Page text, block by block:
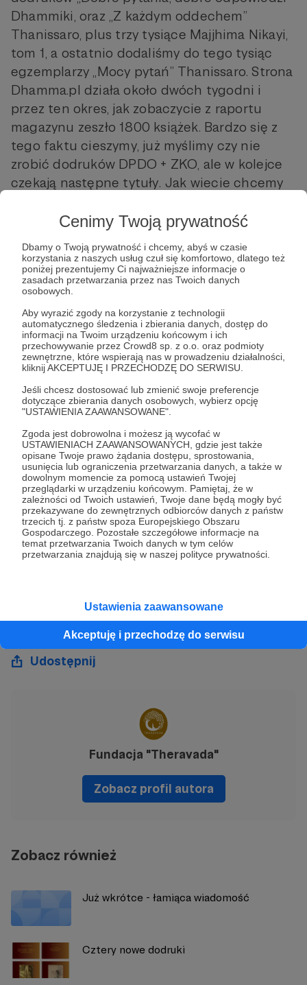
Cenimy Twoją prywatność
Dbamy o Twoją prywatność i chcemy, abyś w czasie
korzystania z naszych usług czuł się komfortowo, dlatego też
poniżej prezentujemy Ci najważniejsze informacje o
zasadach przetwarzania przez nas Twoich danych
osobowych.
Aby wyrazić zgody na korzystanie z technologii
automatycznego śledzenia i zbierania danych, dostęp do
informacji na Twoim urządzeniu końcowym i ich
przechowywanie przez Crowd8 sp. z o.o. oraz podmioty
zewnętrzne, które wspierają nas w prowadzeniu działalności,
kliknij AKCEPTUJĘ I PRZECHODZĘ DO SERWISU.
Jeśli chcesz dostosować lub zmienić swoje preferencje
dotyczące zbierania danych osobowych, wybierz opcję
"USTAWIENIA ZAAWANSOWANE".
Zgoda jest dobrowolna i możesz ją wycofać w
USTAWIENIACH ZAAWANSOWANYCH, gdzie jest także
opisane Twoje prawo żądania dostępu, sprostowania,
usunięcia lub ograniczenia przetwarzania danych, a także w
dowolnym momencie za pomocą ustawień Twojej
przeglądarki w urządzeniu końcowym. Pamiętaj, że w
zależności od Twoich ustawień, Twoje dane będą mogły być
przekazywane do zewnętrznych odbiorców danych z państw
trzecich tj. z państw spoza Europejskiego Obszaru
Gospodarczego. Pozostałe szczegółowe informacje na
temat przetwarzania Twoich danych w tym celów
przetwarzania znajdują się w naszej polityce prywatności.
Ustawienia zaawansowane
Akceptuję i przechodzę do serwisu
Dhammiki, oraz „Z każdym oddechem”
Thanissaro, plus trzy tysiące Majjhima Nikayi,
tom 1, a ostatnio dodaliśmy do tego tysiąc
egzemplarzy „Mocy pytań” Thanissaro. Strona
Dhamma.pl działa około dwóch tygodni i
przez ten okres, jak zobaczycie z raportu
magazynu zeszło 1800 książek. Bardzo się z
tego faktu cieszymy, już myślimy czy nie
zrobić dodruków DPDO + ZKO, ale w kolejce
czekają następne tytuły. Jak wiecie chcemy
mów Dhammy, które wygłasza u nas na kanale
zgodził się na to wydanie, wie że będzie
darmowe i zna naszą misję. Ale to nie jedyna
pozycja jaka pojawi się na stronie Dhamma.pl
- w tym roku na pewno dodrukujemy
„Szlachetną strategię” Thanissaro + „Cztery
Szlachetne Prawdy” Sumedho + „Spokój
istnienia” Viradhammo + „Czystość serca”
Thanissaro. Nie wspominając o drugim i
kolejnych tomach Majjhima Nikayi, a plany na
ambitne. Jak więc widzicie, jest się z czego
cieszyć, zwłaszcza że model Daru Dhammy
działa - to znaczy, podstawowe założenie, by
książka z Dhammą była darmowa, a więc
dostępna dla każdego, zostało spełnione.
Pamiętajcie, że książki zawsze będą darmowe,
choćby nie wiadomo co! Dzięki za Waszą
książki dhamma dana dar dhammy
Udostępnij
Fundacja "Theravada"
Zobacz profil autora
Zobacz również
Już wkrótce - łamiąca wiadomość
Cztery nowe dodruki